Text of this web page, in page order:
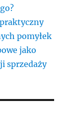
pomyłek
jako
sprzedaży